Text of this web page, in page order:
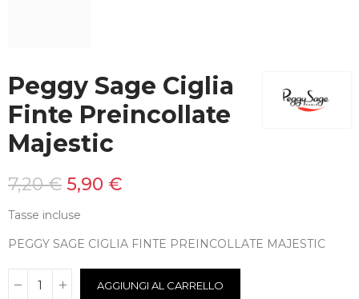
Peggy Sage Ciglia
Finte Preincollate
Majestic
7,20 € 5,90 €
Tasse incluse
PEGGY SAGE CIGLIA FINTE PREINCOLLATE MAJESTIC
AGGIUNGI AL CARRELLO